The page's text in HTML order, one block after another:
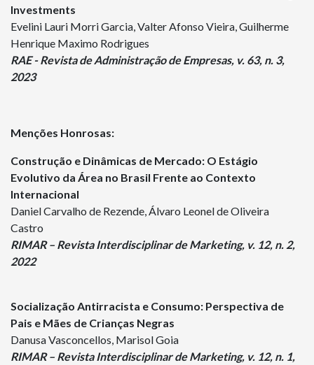
Investments
Evelini Lauri Morri Garcia, Valter Afonso Vieira, Guilherme
Henrique Maximo Rodrigues
RAE - Revista de Administração de Empresas, v. 63, n. 3,
2023
Menções Honrosas:
Construção e Dinâmicas de Mercado: O Estágio
Evolutivo da Área no Brasil Frente ao Contexto
Internacional
Daniel Carvalho de Rezende, Álvaro Leonel de Oliveira
Castro
RIMAR – Revista Interdisciplinar de Marketing, v. 12, n. 2,
2022
Socialização Antirracista e Consumo: Perspectiva de
Pais e Mães de Crianças Negras
Danusa Vasconcellos, Marisol Goia
RIMAR – Revista Interdisciplinar de Marketing, v. 12, n. 1,